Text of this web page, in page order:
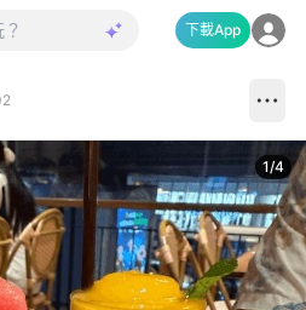
下載App
1/4